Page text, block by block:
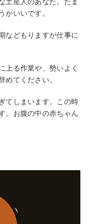
土星人のあなた。たま
がいいです。
などもりますが仕事に
上る作業や、勢いよく
めてください。
てしまいます。この時
。お腹の中の赤ちゃん